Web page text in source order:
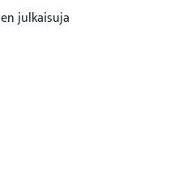
julkaisuja